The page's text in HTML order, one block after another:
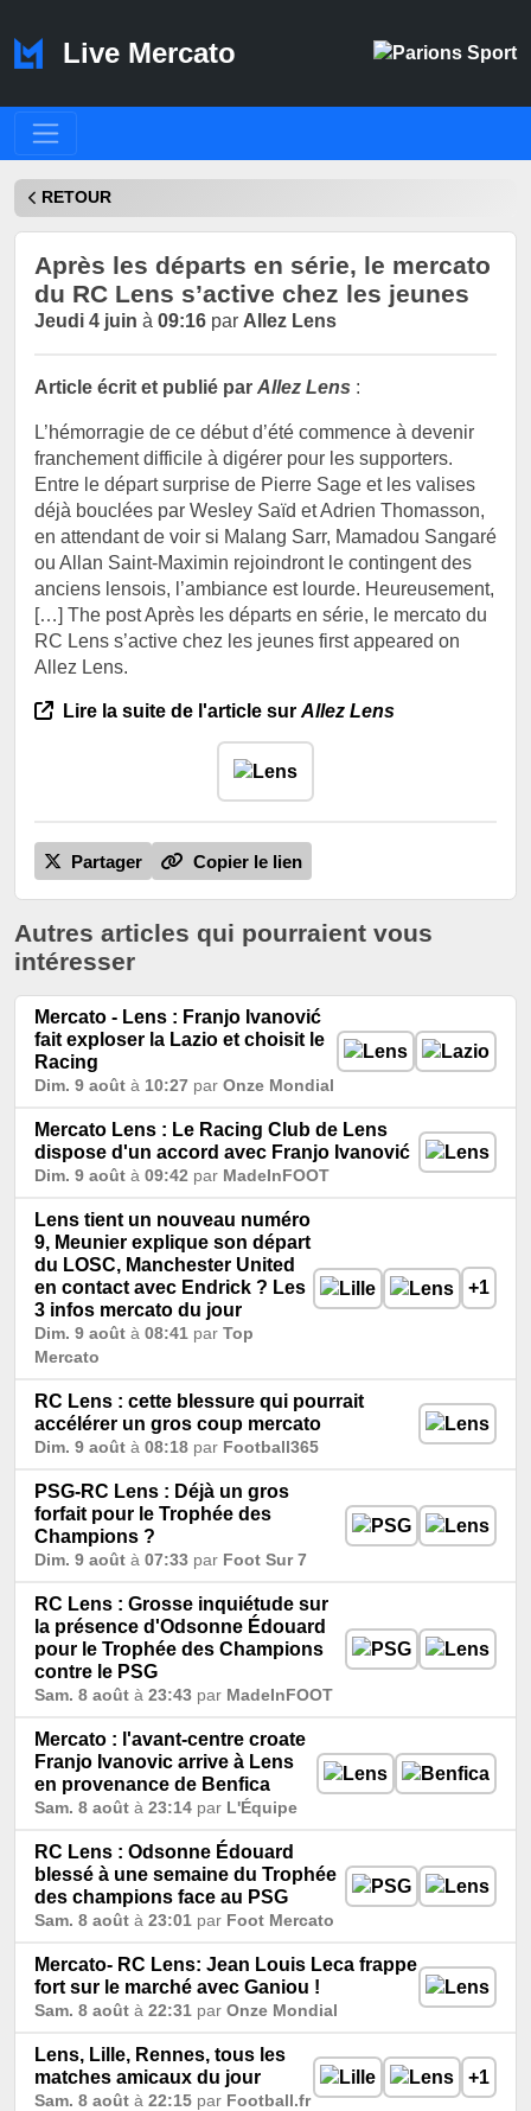
Live Mercato
RETOUR
Après les départs en série, le mercato
du RC Lens s’active chez les jeunes
Jeudi 4 juin à 09:16 par Allez Lens
Article écrit et publié par Allez Lens :
L’hémorragie de ce début d’été commence à devenir
franchement difficile à digérer pour les supporters.
Entre le départ surprise de Pierre Sage et les valises
déjà bouclées par Wesley Saïd et Adrien Thomasson,
en attendant de voir si Malang Sarr, Mamadou Sangaré
ou Allan Saint-Maximin rejoindront le contingent des
anciens lensois, l’ambiance est lourde. Heureusement,
[…] The post Après les départs en série, le mercato du
RC Lens s’active chez les jeunes first appeared on
Allez Lens.
Lire la suite de l'article sur Allez Lens
Partager Copier le lien
Autres articles qui pourraient vous
intéresser
Mercato - Lens : Franjo Ivanović
fait exploser la Lazio et choisit le
Racing
Dim. 9 août à 10:27 par Onze Mondial
Mercato Lens : Le Racing Club de Lens
dispose d'un accord avec Franjo Ivanović
Dim. 9 août à 09:42 par MadeInFOOT
Lens tient un nouveau numéro
9, Meunier explique son départ
du LOSC, Manchester United
en contact avec Endrick ? Les
3 infos mercato du jour
Dim. 9 août à 08:41 par Top
Mercato
+1
RC Lens : cette blessure qui pourrait
accélérer un gros coup mercato
Dim. 9 août à 08:18 par Football365
PSG-RC Lens : Déjà un gros
forfait pour le Trophée des
Champions ?
Dim. 9 août à 07:33 par Foot Sur 7
RC Lens : Grosse inquiétude sur
la présence d'Odsonne Édouard
pour le Trophée des Champions
contre le PSG
Sam. 8 août à 23:43 par MadeInFOOT
Mercato : l'avant-centre croate
Franjo Ivanovic arrive à Lens
en provenance de Benfica
Sam. 8 août à 23:14 par L'Équipe
RC Lens : Odsonne Édouard
blessé à une semaine du Trophée
des champions face au PSG
Sam. 8 août à 23:01 par Foot Mercato
Mercato- RC Lens: Jean Louis Leca frappe
fort sur le marché avec Ganiou !
Sam. 8 août à 22:31 par Onze Mondial
Lens, Lille, Rennes, tous les
matches amicaux du jour
Sam. 8 août à 22:15 par Football.fr
+1